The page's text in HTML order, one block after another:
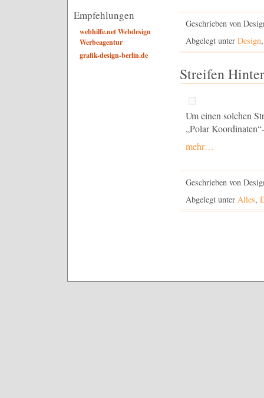
Empfehlungen
webhilfe.net Webdesign
Werbeagentur
grafik-design-berlin.de
Geschrieben von
Abgelegt unter Design
Streifen
Um einen solchen
„Polar
mehr…
Geschrieben von
Abgelegt unter Alles,